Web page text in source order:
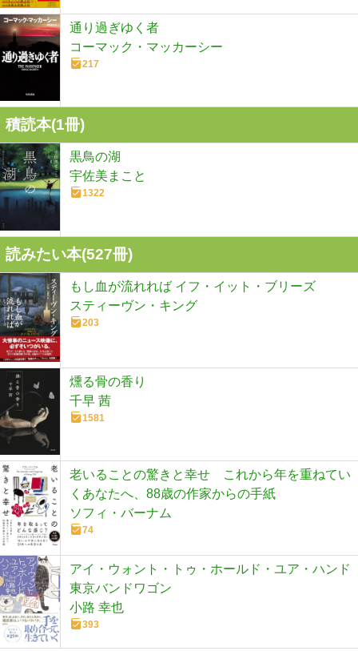
通り過ぎゆく者
コーマック・マッカーシー
217
積読本(1冊)
黒鳥の湖
宇佐美まこと
1322
読みたい本(527冊)
もし血が流れれば イフ・イット・ブリーズ
スティーヴン・キング
203
燻る骨の香り
千早 茜
1581
老いることの驚きと幸せ これから年を重ねてい
くあなたへ、88歳の作家からの手紙
ソフィ・バーナム
74
アイ・ウォント・トゥ・ホールド・ユア・ハンド
東京バンドワゴン
小路 幸也
393